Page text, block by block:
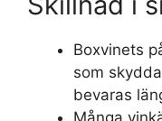
Boxvinets
som
bevaras
Många